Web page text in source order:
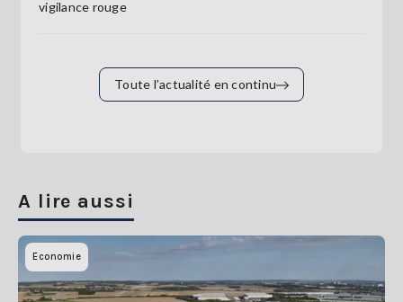
vigilance rouge
Toute l’actualité en continu
A lire aussi
Economie